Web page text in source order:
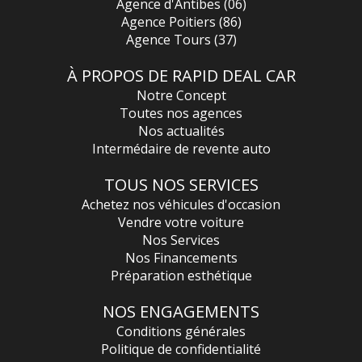
Agence d'Antibes (06)
Agence Poitiers (86)
Agence Tours (37)
À PROPOS DE RAPID DEAL CAR
Notre Concept
Toutes nos agences
Nos actualités
Intermédaire de revente auto
TOUS NOS SERVICES
Achetez nos véhicules d'occasion
Vendre votre voiture
Nos Services
Nos Financements
Préparation esthétique
NOS ENGAGEMENTS
Conditions générales
Politique de confidentialité